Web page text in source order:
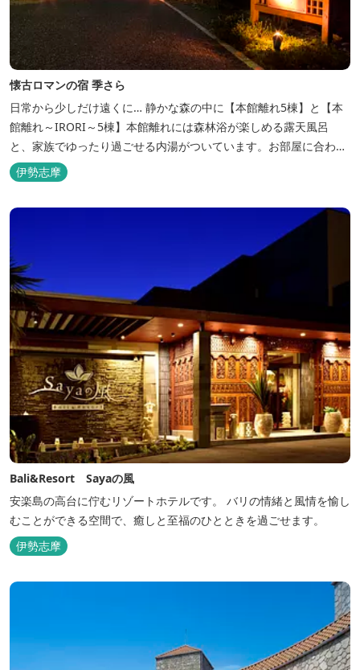
懐古ロマンの宿 季さら
日常から少しだけ遠くに… 静かな森の中に【本館離れ5棟】と【本
館離れ～IRORI～5棟】本館離れには森林浴が楽しめる露天風呂
と、家族でゆったり過ごせる内湯がついています。お部屋に合わせ
た様々なプランがございます。
伊勢志摩
Bali&Resort Sayaの風
安楽島の高台に佇むリゾートホテルです。 バリの情緒と風情を愉し
むことができる空間で、癒しと至福のひとときを過ごせます。
伊勢志摩